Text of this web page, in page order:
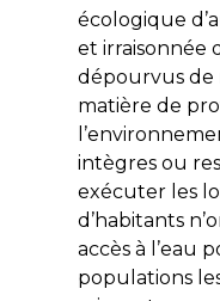
écologique
et irraisonnée
dépourvus
matière de
intègres ou
exécuter les
d’habitants
accès à l’eau
populations